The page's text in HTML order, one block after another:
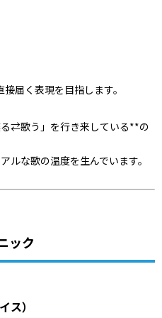
届く表現を目指します。
⇄歌う」を行き来している**の
ルな歌の温度を生んでいます。
ック
ス）